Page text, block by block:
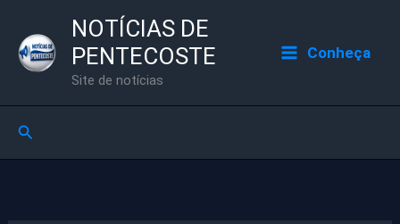
para
NOTÍCIAS DE
PENTECOSTE
Site de notícias
Conheça
Pesquisar